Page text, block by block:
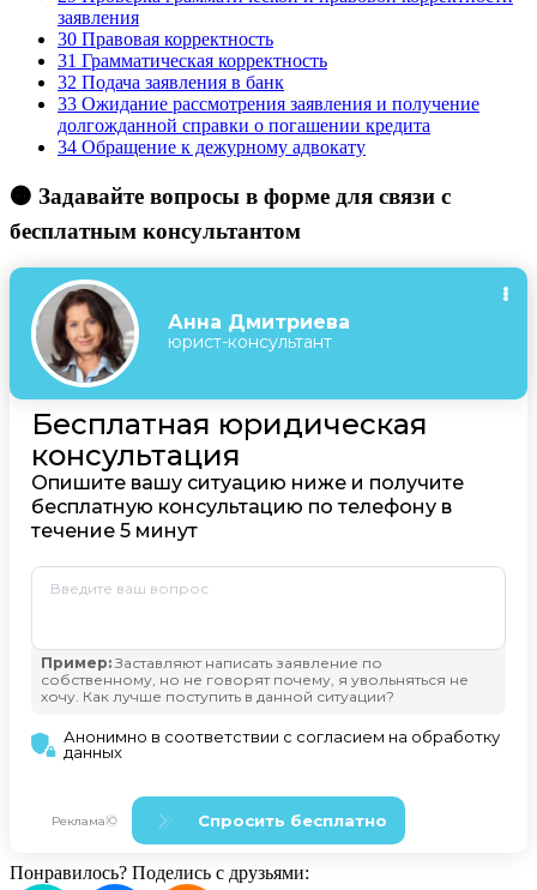
заявления
30 Правовая корректность
31 Грамматическая корректность
32 Подача заявления в банк
33 Ожидание рассмотрения заявления и получение
долгожданной справки о погашении кредита
34 Обращение к дежурному адвокату
🟠 Задавайте вопросы в форме для связи с
бесплатным консультантом
Понравилось? Поделись с друзьями: